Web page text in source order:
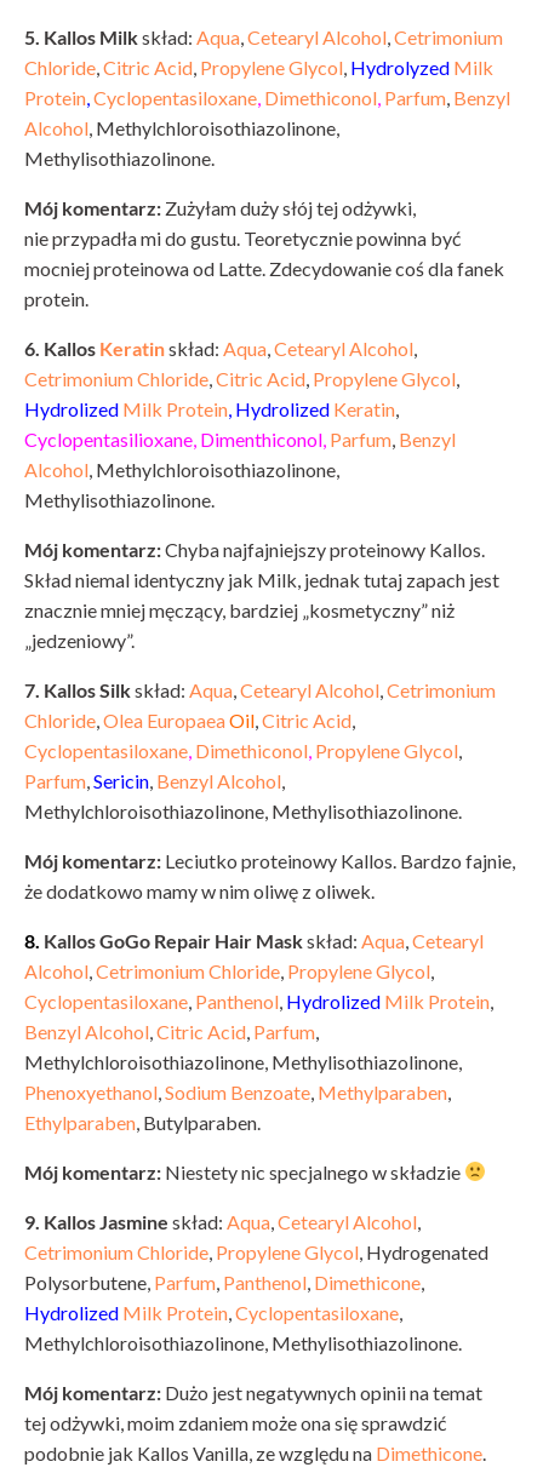
5. Kallos Milkskład: Aqua Cetearyl Alcohol Cetrimonium
Chloride Citric Acid Propylene Glycol Hydrolyzed Milk
Protein Cyclopentasiloxane Dimethiconol Parfum Benzyl
Alcohol , Methylchloroisothiazolinone,
Methylisothiazolinone.
Mój komentarz: Zużyłam duży słój tej odżywki,
nie przypadła mi do gustu. Teoretycznie powinna być
mocniej proteinowa od Latte. Zdecydowanie coś dla fanek
protein.
6. Kallos Keratinskład: Aqua Cetearyl Alcohol
Cetrimonium Chloride Citric Acid Propylene Glycol
Hydrolized Milk Protein , Hydrolized Keratin
Cyclopentasilioxane, Dimenthiconol, Parfum Benzyl
Alcohol , Methylchloroisothiazolinone,
Methylisothiazolinone.
Mój komentarz:Chyba najfajniejszy proteinowy Kallos.
Skład niemal identyczny jak Milk, jednak tutaj zapach jest
znacznie mniej męczący, bardziej „kosmetyczny” niż
„jedzeniowy”.
7. Kallos Silkskład: Aqua Cetearyl Alcohol Cetrimonium
Chloride Olea EuropaeaOil Citric Acid
Cyclopentasiloxane Dimethiconol Propylene Glycol
Parfum Sericin Benzyl Alcohol
Methylchloroisothiazolinone, Methylisothiazolinone.
Mój komentarz: Leciutko proteinowy Kallos. Bardzo fajnie,
że dodatkowo mamy w nim oliwę z oliwek.
8. Kallos GoGo Repair Hair Maskskład: Aqua Cetearyl
Alcohol Cetrimonium Chloride Propylene Glycol
Cyclopentasiloxane Panthenol Hydrolized Milk Protein
Benzyl Alcohol Citric Acid Parfum
Methylchloroisothiazolinone, Methylisothiazolinone,
Phenoxyethanol Sodium Benzoate Methylparaben
Ethylparaben , Butylparaben.
Mój komentarz: Niestety nic specjalnego w składzie
9. Kallos Jasmine skład: Aqua Cetearyl Alcohol
Cetrimonium Chloride Propylene Glycol , Hydrogenated
Polysorbutene, Parfum Panthenol Dimethicone
Hydrolized Milk Protein Cyclopentasiloxane
Methylchloroisothiazolinone, Methylisothiazolinone.
Mój komentarz: Dużo jest negatywnych opinii na temat
tej odżywki, moim zdaniem może ona się sprawdzić
podobnie jak Kallos Vanilla, ze względu na Dimethicone